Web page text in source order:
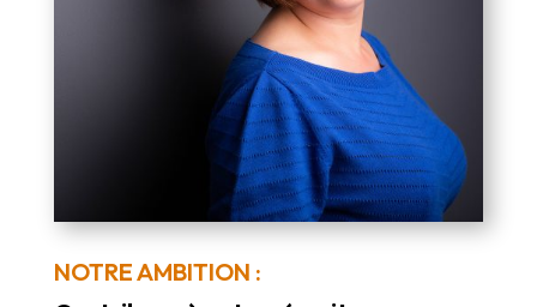
NOTRE AMBITION :